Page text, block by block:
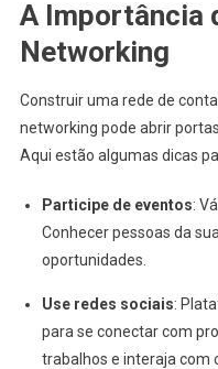
A Importância
Networking
Construir uma rede de
networking pode abrir
Aqui estão algumas dicas
Participe de eventos:
Conhecer pessoas da
oportunidades.
Use redes sociais:
para se conectar com
trabalhos e interaja com